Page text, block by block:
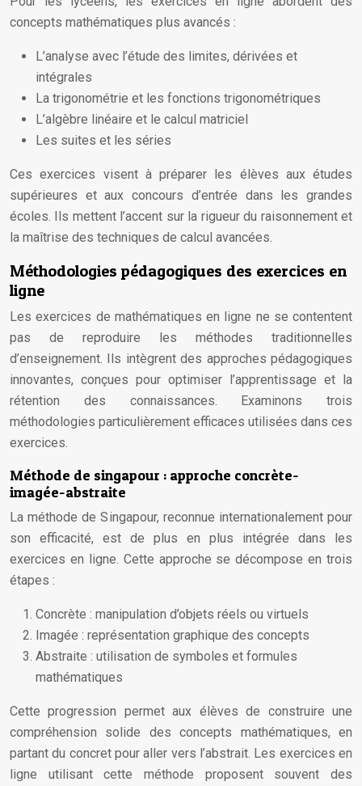
concepts mathématiques plus avancés :
L’analyse avec l’étude des limites, dérivées et
intégrales
La trigonométrie et les fonctions trigonométriques
L’algèbre linéaire et le calcul matriciel
Les suites et les séries
Ces exercices visent à préparer les élèves aux études
supérieures et aux concours d’entrée dans les grandes
écoles. Ils mettent l’accent sur la rigueur du raisonnement et
la maîtrise des techniques de calcul avancées.
Méthodologies pédagogiques des exercices en
ligne
Les exercices de mathématiques en ligne ne se contentent
pas de reproduire les méthodes traditionnelles
d’enseignement. Ils intègrent des approches pédagogiques
innovantes, conçues pour optimiser l’apprentissage et la
rétention des connaissances. Examinons trois
méthodologies particulièrement efficaces utilisées dans ces
exercices.
Méthode de singapour : approche concrète-
imagée-abstraite
La méthode de Singapour, reconnue internationalement pour
son efficacité, est de plus en plus intégrée dans les
exercices en ligne. Cette approche se décompose en trois
étapes :
Concrète : manipulation d’objets réels ou virtuels
Imagée : représentation graphique des concepts
Abstraite : utilisation de symboles et formules
mathématiques
Cette progression permet aux élèves de construire une
compréhension solide des concepts mathématiques, en
partant du concret pour aller vers l’abstrait. Les exercices en
ligne utilisant cette méthode proposent souvent des